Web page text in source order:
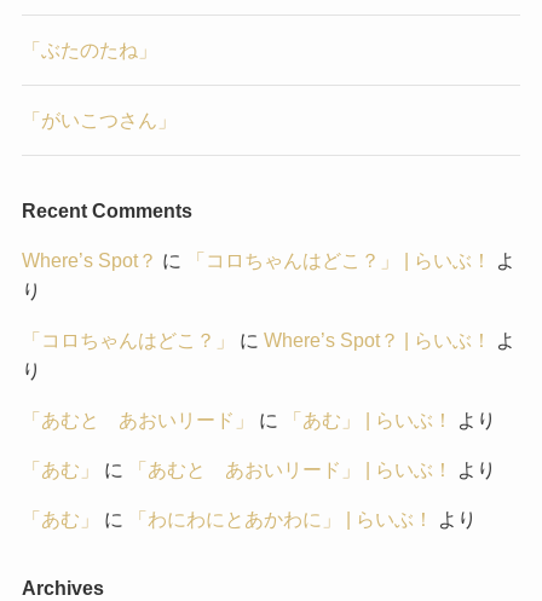
「ぶたのたね」
「がいこつさん」
Recent Comments
Where’s Spot？ に 「コロちゃんはどこ？」 | らいぶ！
よ
り
「コロちゃんはどこ？」 に Where’s Spot？ | らいぶ！
よ
り
「あむと あおいリード」 に 「あむ」 | らいぶ！ より
「あむ」 に 「あむと あおいリード」 | らいぶ！ より
「あむ」 に 「わにわにとあかわに」 | らいぶ！ より
Archives